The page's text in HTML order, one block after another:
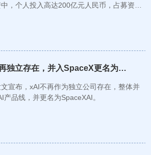
，个人投入高达200亿元人民币，占募资总
独立存在，并入SpaceX更名为
宣布，xAI不再作为独立公司存在，整体并
产品线，并更名为SpaceXAI。